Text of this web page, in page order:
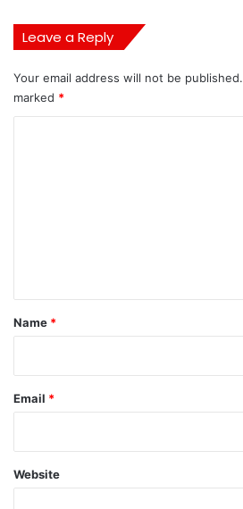
Leave a Reply
Your email address will not be published.
marked *
*
Name *
Email *
Website